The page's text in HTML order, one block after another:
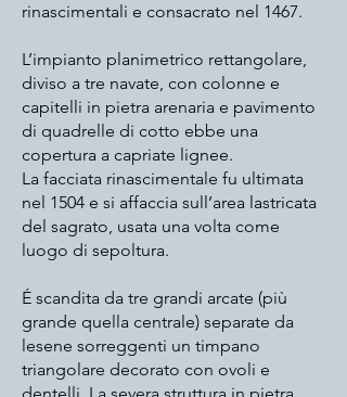
rinascimentali e consacrato nel 1467.
L’impianto planimetrico rettangolare,
diviso a tre navate, con colonne e
capitelli in pietra arenaria e pavimento
di quadrelle di cotto ebbe una
copertura a capriate lignee.
La facciata rinascimentale fu ultimata
nel 1504 e si affaccia sull’area lastricata
del sagrato, usata una volta come
luogo di sepoltura.
É scandita da tre grandi arcate (più
grande quella centrale) separate da
lesene sorreggenti un timpano
triangolare decorato con ovoli e